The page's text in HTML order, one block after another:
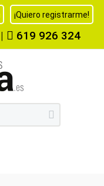
¡Quiero registrarme!
| 619 926 324